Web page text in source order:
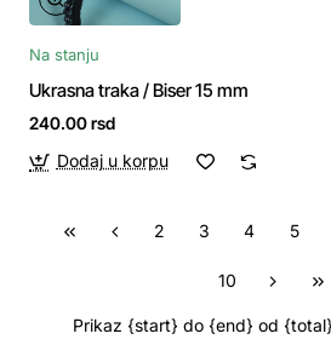
Na stanju
Ukrasna traka / Biser 15 mm
240.00 rsd
Dodaj u korpu
2 3 4 5
10
Prikaz {start} do {end} od